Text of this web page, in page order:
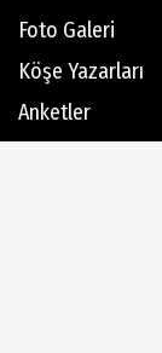
Foto Galeri
Köşe Yazarları
Anketler